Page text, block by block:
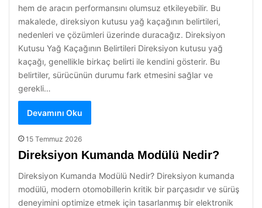
hem de aracın performansını olumsuz etkileyebilir. Bu
makalede, direksiyon kutusu yağ kaçağının belirtileri,
nedenleri ve çözümleri üzerinde duracağız. Direksiyon
Kutusu Yağ Kaçağının Belirtileri Direksiyon kutusu yağ
kaçağı, genellikle birkaç belirti ile kendini gösterir. Bu
belirtiler, sürücünün durumu fark etmesini sağlar ve
gerekli…
Devamını Oku
15 Temmuz 2026
Direksiyon Kumanda Modülü Nedir?
Direksiyon Kumanda Modülü Nedir? Direksiyon kumanda
modülü, modern otomobillerin kritik bir parçasıdır ve sürüş
deneyimini optimize etmek için tasarlanmış bir elektronik